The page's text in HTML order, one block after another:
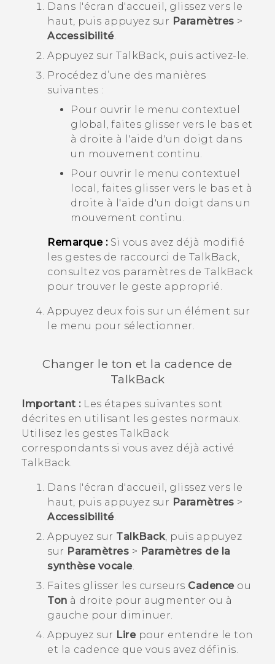
Dans l'écran d'accueil , glissez vers le
haut, puis appuyez sur Paramètres >
Accessibilité.
Appuyez sur TalkBack, puis activez-le.
Procédez d’une des manières
suivantes :
Pour ouvrir le menu contextuel
global, faites glisser vers le bas et
à droite à l'aide d'un doigt dans
un mouvement continu.
Pour ouvrir le menu contextuel
local, faites glisser vers le bas et à
droite à l'aide d'un doigt dans un
mouvement continu.
Remarque :Si vous avez déjà modifié
les gestes de raccourci de TalkBack,
consultez vos paramètres de TalkBack
pour trouver le geste approprié.
Appuyez deux fois sur un élément sur
le menu pour sélectionner.
Changer le ton et la cadence de
TalkBack
Important :Les étapes suivantes sont
décrites en utilisant les gestes normaux.
Utilisez les gestes TalkBack
correspondants si vous avez déjà activé
TalkBack.
Dans l'écran d'accueil , glissez vers le
haut, puis appuyez sur Paramètres >
Accessibilité.
Appuyez sur TalkBack, puis appuyez
sur Paramètres > Paramètres de la
synthèse vocale.
Faites glisser les curseurs Cadenceou
Ton à droite pour augmenter ou à
gauche pour diminuer.
Appuyez sur Lirepour entendre le ton
et la cadence que vous avez définis.